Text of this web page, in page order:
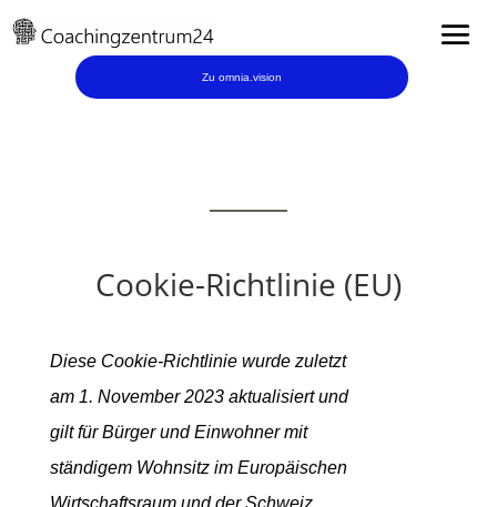
Zu omnia.vision
Cookie-Richtlinie (EU)
Diese Cookie-Richtlinie wurde zuletzt
am 1. November 2023 aktualisiert und
gilt für Bürger und Einwohner mit
ständigem Wohnsitz im Europäischen
Wirtschaftsraum und der Schweiz.